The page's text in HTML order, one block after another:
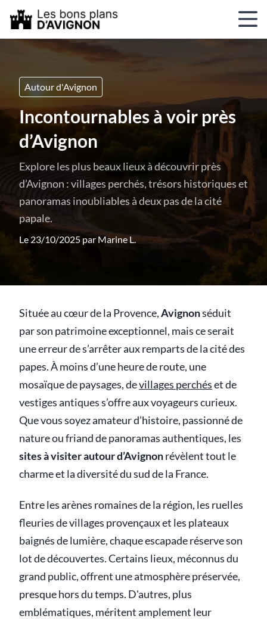
Autour d'Avignon
Incontournables à voir près
d’Avignon
Explore les plus beaux lieux à découvrir près
d’Avignon : villages perchés, trésors historiques et
panoramas inoubliables à deux pas de la cité
papale.
Le 23/10/2025 par Marine L.
Située au cœur de la Provence,Avignonséduit
par son patrimoine exceptionnel, mais ce serait
une erreur de s’arrêter aux remparts de la cité des
papes. À moins d’une heure de route, une
mosaïque de paysages, devillages perchéset de
vestiges antiques s’offre aux voyageurs curieux.
Que vous soyez amateur d’histoire, passionné de
nature ou friand de panoramas authentiques, les
sites à visiter autour d’Avignonrévèlent tout le
charme et la diversité du sud de la France.
Entre les arènes romaines de la région, les ruelles
fleuries de villages provençaux et les plateaux
baignés de lumière, chaque escapade réserve son
lot de découvertes. Certains lieux, méconnus du
grand public, offrent une atmosphère préservée,
presque hors du temps. D'autres, plus
emblématiques, méritent amplement leur